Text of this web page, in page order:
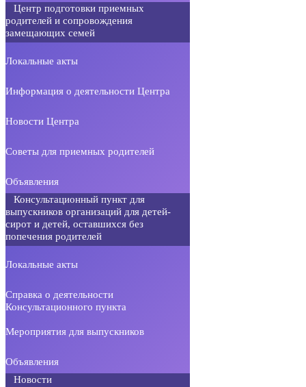
Центр подготовки приемных
родителей и сопровождения
замещающих семей
Локальные акты
Информация о деятельности Центра
Новости Центра
Советы для приемных родителей
Объявления
Консультационный пункт для
выпускников организаций для детей-
сирот и детей, оставшихся без
попечения родителей
Локальные акты
Справка о деятельности
Консультационного пункта
Мероприятия для выпускников
Объявления
Новости